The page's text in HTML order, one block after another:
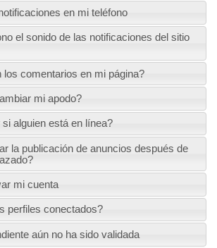
en mi teléfono
el sonido de las notificaciones del sitio
los comentarios en mi página?
mi apodo?
alguien está en línea?
la publicación de anuncios después de
mi cuenta
perfiles conectados?
aún no ha sido validada